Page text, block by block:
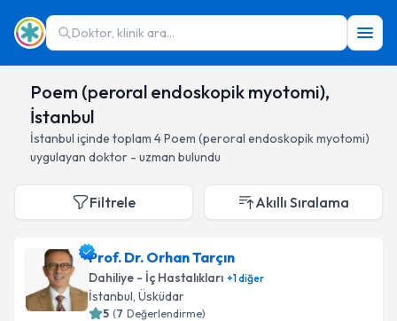
Doktor, klinik ara...
Poem (peroral endoskopik myotomi),
İstanbul
İstanbul içinde toplam 4Poem (peroral endoskopik myotomi)
uygulayan doktor - uzman bulundu
Filtrele Akıllı Sıralama
Prof. Dr. Orhan Tarçın
Dahiliye - İç Hastalıkları +1diğer
İstanbul, Üsküdar
5 (7 Değerlendirme)